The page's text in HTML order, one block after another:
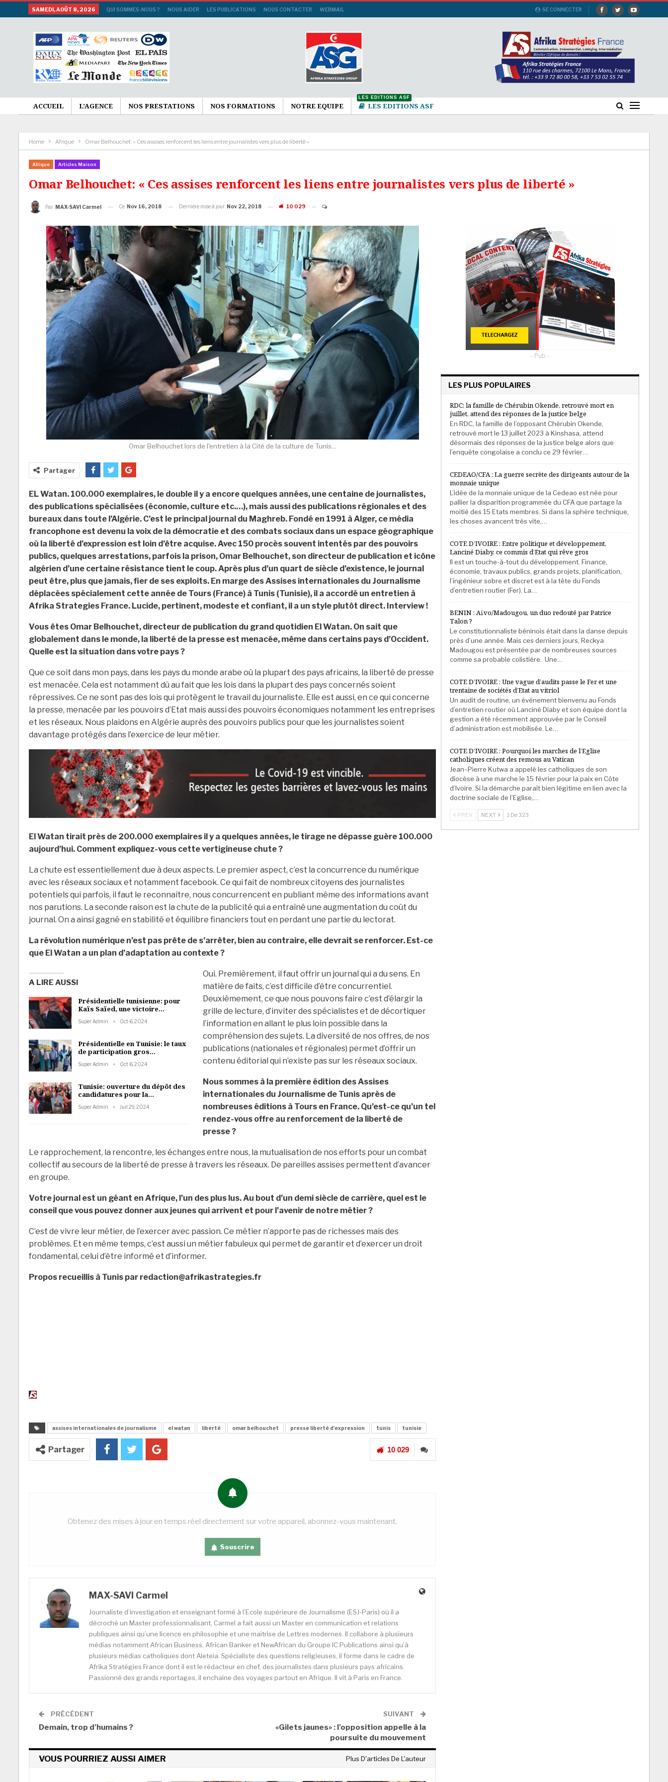
SE CONNECTER
SAMEDI, AOÛT 8, 2026 QUI SOMMES-NOUS ? NOUS AIDER LES PUBLICATIONS NOUS CONTACTER WEBMAIL
ACCUEIL L’AGENCE NOS PRESTATIONS NOS FORMATIONS NOTRE EQUIPE LES EDITIONS ASF
LES EDITIONS ASF
Home Afrique Omar Belhouchet: « Ces assises renforcent les liens entre journalistes vers plus de liberté »
Afrique Articles Maison
Omar Belhouchet: « Ces assises renforcent les liens entre journalistes vers plus de liberté »
Par MAX-SAVI Carmel Ce Nov 16, 2018 Dernière mise à jour Nov 22, 2018 10 029
Omar Belhouchet lors de l'entretien à la Cité de la culture de Tunis...
Partager
EL Watan. 100.000 exemplaires, le double il y a encore quelques années, une centaine de journalistes,
des publications spécialisées (économie, culture etc.…), mais aussi des publications régionales et des
bureaux dans toute l’Algérie. C’est le principal journal du Maghreb. Fondé en 1991 à Alger, ce média
francophone est devenu la voix de la démocratie et des combats sociaux dans un espace géographique
où la liberté d’expression est loin d’être acquise. Avec 150 procès souvent intentés par des pouvoirs
publics, quelques arrestations, parfois la prison, Omar Belhouchet, son directeur de publication et icône
algérien d’une certaine résistance tient le coup. Après plus d’un quart de siècle d’existence, le journal
peut être, plus que jamais, fier de ses exploits. En marge des Assises internationales du Journalisme
déplacées spécialement cette année de Tours (France) à Tunis (Tunisie), il a accordé un entretien à
Afrika Strategies France. Lucide, pertinent, modeste et confiant, il a un style plutôt direct. Interview !
Vous êtes Omar Belhouchet, directeur de publication du grand quotidien El Watan. On sait que
globalement dans le monde, la liberté de la presse est menacée, même dans certains pays d’Occident.
Quelle est la situation dans votre pays ?
Que ce soit dans mon pays, dans les pays du monde arabe où la plupart des pays africains, la liberté de presse
est menacée. Cela est notamment dû au fait que les lois dans la plupart des pays concernés soient
répressives. Ce ne sont pas des lois qui protègent le travail du journaliste. Elle est aussi, en ce qui concerne
la presse, menacée par les pouvoirs d’Etat mais aussi des pouvoirs économiques notamment les entreprises
et les réseaux. Nous plaidons en Algérie auprès des pouvoirs publics pour que les journalistes soient
davantage protégés dans l’exercice de leur métier.
El Watan tirait près de 200.000 exemplaires il y a quelques années, le tirage ne dépasse guère 100.000
aujourd’hui. Comment expliquez-vous cette vertigineuse chute ?
La chute est essentiellement due à deux aspects. Le premier aspect, c’est la concurrence du numérique
avec les réseaux sociaux et notamment facebook. Ce qui fait de nombreux citoyens des journalistes
potentiels qui parfois, il faut le reconnaître, nous concurrencent en publiant même des informations avant
nos parutions. La seconde raison est la chute de la publicité qui a entraîné une augmentation du coût du
journal. On a ainsi gagné en stabilité et équilibre financiers tout en perdant une partie du lectorat.
La révolution numérique n’est pas prête de s’arrêter, bien au contraire, elle devrait se renforcer. Est-ce
que El Watan a un plan d’adaptation au contexte ?
A LIRE AUSSI
Présidentielle tunisienne: pour
Kaïs Saïed, une victoire…
Super Admin Oct 6, 2024
Présidentielle en Tunisie: le taux
de participation gros…
Super Admin Oct 6, 2024
Tunisie: ouverture du dépôt des
candidatures pour la…
Super Admin Juil 29, 2024
Oui. Premièrement, il faut offrir un journal qui a du sens. En
matière de faits, c’est difficile d’être concurrentiel.
Deuxièmement, ce que nous pouvons faire c’est d’élargir la
grille de lecture, d’inviter des spécialistes et de décortiquer
l’information en allant le plus loin possible dans la
compréhension des sujets. La diversité de nos offres, de nos
publications (nationales et régionales) permet d’offrir un
contenu éditorial qui n’existe pas sur les réseaux sociaux.
Nous sommes à la première édition des Assises
internationales du Journalisme de Tunis après de
nombreuses éditions à Tours en France. Qu’est-ce qu’un tel
rendez-vous offre au renforcement de la liberté de
presse ?
Le rapprochement, la rencontre, les échanges entre nous, la mutualisation de nos efforts pour un combat
collectif au secours de la liberté de presse à travers les réseaux. De pareilles assises permettent d’avancer
en groupe.
Votre journal est un géant en Afrique, l’un des plus lus. Au bout d’un demi siècle de carrière, quel est le
conseil que vous pouvez donner aux jeunes qui arrivent et pour l’avenir de notre métier ?
C’est de vivre leur métier, de l’exercer avec passion. Ce métier n’apporte pas de richesses mais des
problèmes. Et en même temps, c’est aussi un métier fabuleux qui permet de garantir et d’exercer un droit
fondamental, celui d’être informé et d’informer.
Propos recueillis à Tunis par redaction@afrikastrategies.fr
assises internationales de journalisme el watan liberté omar belhouchet presse liberté d'expression tunis tunisie
10 029
Partager
Obtenez des mises à jour en temps réel directement sur votre appareil, abonnez-vous maintenant.
Souscrire
MAX-SAVI Carmel
Journaliste d’investigation et enseignant formé à l’Ecole supérieure de Journalisme (ESJ-Paris) où il a
décroché un Master professionnalisant, Carmel a fait aussi un Master en communication et relations
publiques ainsi qu’une licence en philosophie et une maitrise de Lettres modernes. Il collabore à plusieurs
médias notamment African Business, African Banker et NewAfrican du Groupe IC Publications ainsi qu’à
plusieurs médias catholiques dont Aleteia. Spécialiste des questions religieuses, il forme dans le cadre de
Afrika Stratégies France dont il est le rédacteur en chef, des journalistes dans plusieurs pays africains.
Passionné des grands reportages, il enchaine des voyages partout en Afrique. Il vit à Paris en France.
PRÉCÉDENT
Demain, trop d’humains ?
SUIVANT
«Gilets jaunes» : l’opposition appelle à la
poursuite du mouvement
VOUS POURRIEZ AUSSI AIMER Plus D'articles De L'auteur
- Pub -
LES PLUS POPULAIRES
RDC: la famille de Chérubin Okende, retrouvé mort en
juillet, attend des réponses de la justice belge
En RDC, la famille de l’opposant Chérubin Okende,
retrouvé mort le 13 juillet 2023 à Kinshasa, attend
désormais des réponses de la justice belge alors que
l’enquête congolaise a conclu ce 29 février…
CEDEAO/CFA : La guerre secrète des dirigeants autour de la
monnaie unique
L’idée de la monnaie unique de la Cedeao est née pour
pallier la disparition programmée du CFA que partage la
moitié des 15 Etats membres. Si dans la sphère technique,
les choses avancent très vite,…
COTE D’IVOIRE : Entre politique et développement,
Lanciné Diaby, ce commis d’Etat qui rêve gros
Il est un touche-à-tout du développement. Finance,
économie, travaux publics, grands projets, planification,
l’ingénieur sobre et discret est à la tête du Fonds
d’entretien routier (Fer). La…
BENIN : Aïvo/Madougou, un duo redouté par Patrice
Talon ?
Le constitutionnaliste béninois était dans la danse depuis
près d’une année. Mais ces derniers jours, Reckya
Madougou est présentée par de nombreuses sources
comme sa probable colistière. Une…
COTE D’IVOIRE : Une vague d’audits passe le Fer et une
trentaine de sociétés d’Etat au vitriol
Un audit de routine, un événement bienvenu au Fonds
d’entretien routier où Lanciné Diaby et son équipe dont la
gestion a été récemment approuvée par le Conseil
d’administration est mobilisée. Le…
COTE D’IVOIRE : Pourquoi les marches de l’Eglise
catholiques créent des remous au Vatican
Jean–Pierre Kutwa a appelé les catholiques de son
diocèse à une marche le 15 février pour la paix en Côte
d’Ivoire. Si la démarche paraît bien légitime en lien avec la
doctrine sociale de l’Eglise,…
PREV NEXT 1 De 323